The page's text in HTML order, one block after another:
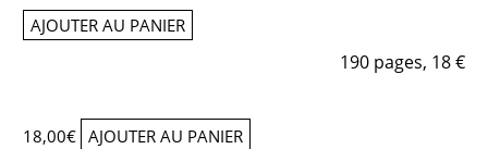
AJOUTER AU PANIER
190 pages, 18 €
18,00€ AJOUTER AU PANIER